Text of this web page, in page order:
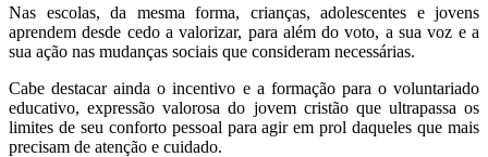
Nas escolas, da mesma forma, crianças, adolescentes e jovens
aprendem desde cedo a valorizar, para além do voto, a sua voz e a
sua ação nas mudanças sociais que consideram necessárias.
Cabe destacar ainda o incentivo e a formação para o voluntariado
educativo, expressão valorosa do jovem cristão que ultrapassa os
limites de seu conforto pessoal para agir em prol daqueles que mais
precisam de atenção e cuidado.